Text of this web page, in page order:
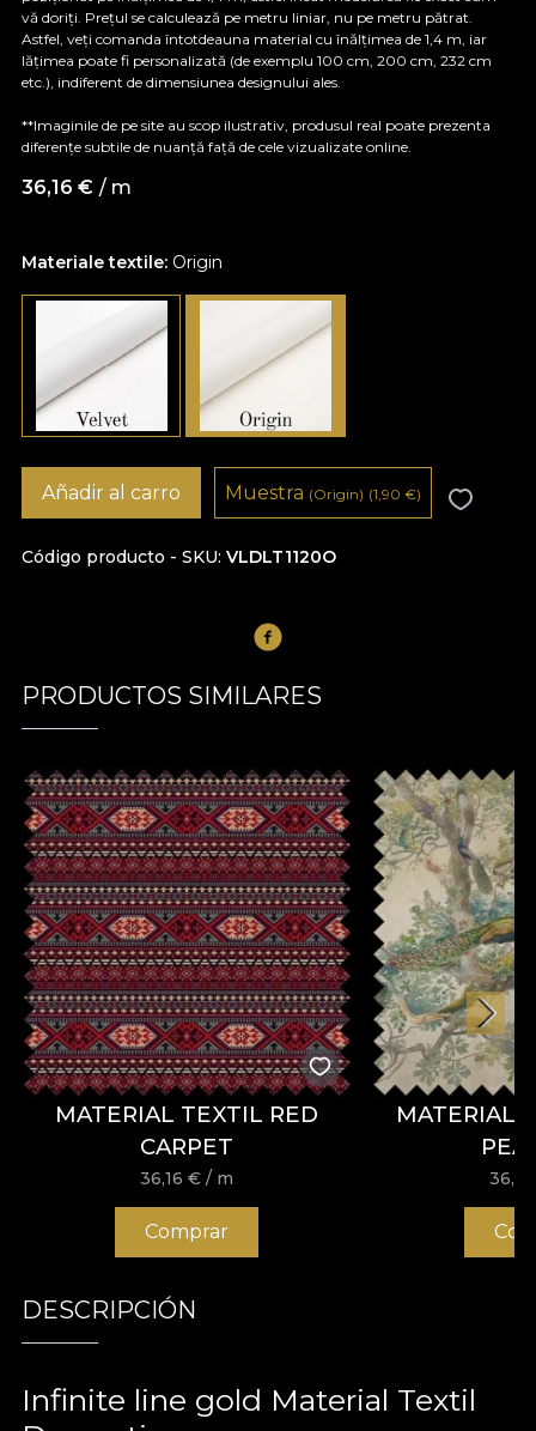
Materiale textile: Origin
vă doriți. Prețul se calculează pe metru liniar, nu pe metru pătrat.
Astfel, veți comanda întotdeauna material cu înălțimea de 1,4 m, iar
lățimea poate fi personalizată (de exemplu 100 cm, 200 cm, 232 cm
etc.), indiferent de dimensiunea designului ales.
**Imaginile de pe site au scop ilustrativ, produsul real poate prezenta
diferențe subtile de nuanță față de cele vizualizate online.
36,16 € / m
Código producto - SKU VLDLT1120O
Añadir al carro Muestra (Origin) (1,90 €)
PRODUCTOS SIMILARES
MATERIAL TEXTIL RED
CARPET
36,16€ / m
Comprar
MATERIAL
DESCRIPCIÓN
Infinite line gold Material Textil